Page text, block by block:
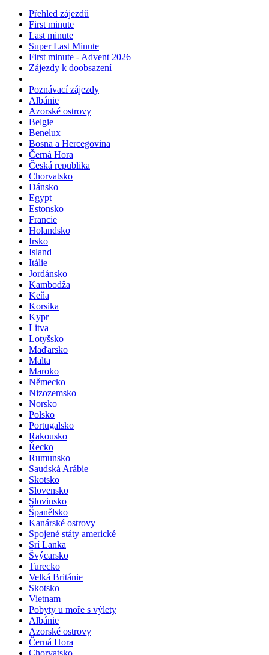
Přehled zájezdů
First minute
Last minute
Super Last Minute
First minute - Advent 2026
Zájezdy k doobsazení
Poznávací zájezdy
Albánie
Azorské ostrovy
Belgie
Benelux
Bosna a Hercegovina
Černá Hora
Česká republika
Chorvatsko
Dánsko
Egypt
Estonsko
Francie
Holandsko
Irsko
Island
Itálie
Jordánsko
Kambodža
Keňa
Korsika
Kypr
Litva
Lotyšsko
Maďarsko
Malta
Maroko
Německo
Nizozemsko
Norsko
Polsko
Portugalsko
Rakousko
Řecko
Rumunsko
Saudská Arábie
Skotsko
Slovensko
Slovinsko
Španělsko
Kanárské ostrovy
Spojené státy americké
Srí Lanka
Švýcarsko
Turecko
Velká Británie
Skotsko
Vietnam
Pobyty u moře s výlety
Albánie
Azorské ostrovy
Černá Hora
Chorvatsko